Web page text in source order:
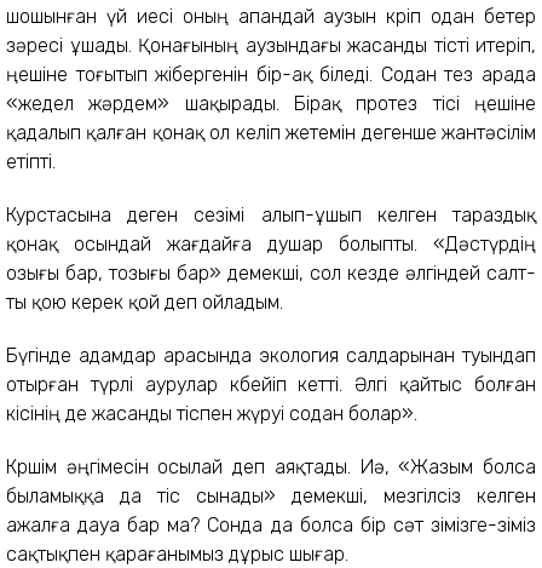
шошынған үй иесі оның апандай аузын көріп одан бетер
зәресі ұшады. Қонағының аузындағы жасанды тісті итеріп,
өңешіне тоғытып жібергенін бір-ақ біледі. Содан тез арада
«жедел жәрдем» шақырады. Бірақ протез тісі өңешіне
қадалып қалған қонақ ол келіп жетемін дегенше жантәсілім
етіпті.
Курстасына деген сезімі алып-ұшып келген тараздық
қонақ осындай жағдайға душар болыпты. «Дәстүрдің
озығы бар, тозығы бар» демекші, сол кезде әлгіндей салт­
ты қою керек қой деп ойладым.
Бүгінде адамдар арасында экология салдарынан туындап
отырған түрлі аурулар көбейіп кетті. Әлгі қайтыс болған
кісінің де жасанды тіспен жүруі содан болар».
Көршім әңгімесін осылай деп аяқтады. Иә, «Жазым болса
быламыққа да тіс сынады» демекші, мезгілсіз келген
ажалға дауа бар ма? Сонда да болса бір сәт өзімізге-өзіміз
сақтықпен қарағанымыз дұрыс шығар.